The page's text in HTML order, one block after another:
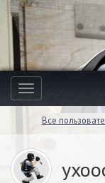
Toggle
navigation
Все